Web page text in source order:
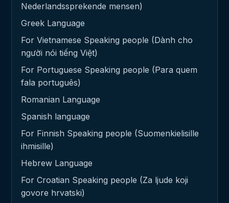
Nederlandssprekende mensen)
Greek Language
For Vietnamese Speaking people (Dành cho
người nói tiếng Việt)
For Portuguese Speaking people (Para quem
fala português)
Romanian Language
Spanish language
For Finnish Speaking people (Suomenkielisille
ihmisille)
Hebrew Language
For Croatian Speaking people (Za ljude koji
govore hrvatski)